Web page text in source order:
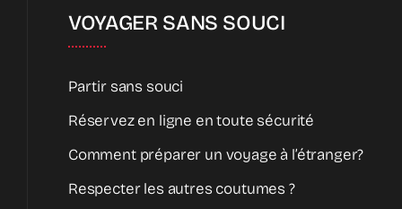
VOYAGER SANS SOUCI
Partir sans souci
Réservez en ligne en toute sécurité
Comment préparer un voyage à l’étranger?
Respecter les autres coutumes ?